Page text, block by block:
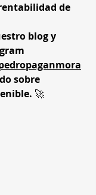
de
blog y
sobre
🚀